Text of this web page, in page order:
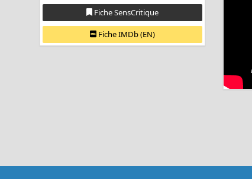
Fiche SensCritique
Fiche IMDb (EN)